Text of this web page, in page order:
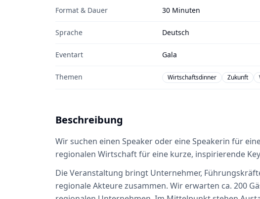
Format & Dauer 30 Minuten
Sprache Deutsch
Eventart Gala
Themen Wirtschaftsdinner Zukunft
Beschreibung
Wir suchen einen Speaker oder eine Speakerin für
regionalen Wirtschaft für eine kurze, inspirierende
Die Veranstaltung bringt Unternehmer,
regionale Akteure zusammen. Wir erwarten ca. 200